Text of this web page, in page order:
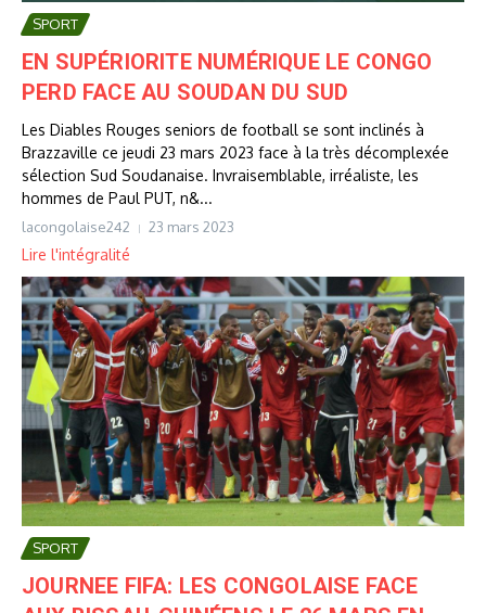
SPORT
EN SUPÉRIORITE NUMÉRIQUE LE CONGO
PERD FACE AU SOUDAN DU SUD
Les Diables Rouges seniors de football se sont inclinés à
Brazzaville ce jeudi 23 mars 2023 face à la très décomplexée
sélection Sud Soudanaise. Invraisemblable, irréaliste, les
hommes de Paul PUT, n&...
lacongolaise242 23 mars 2023
Lire l'intégralité
SPORT
JOURNEE FIFA: LES CONGOLAISE FACE